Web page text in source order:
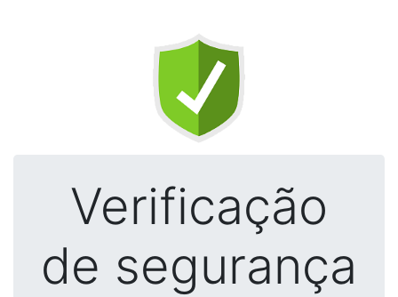
Verificação
de segurança